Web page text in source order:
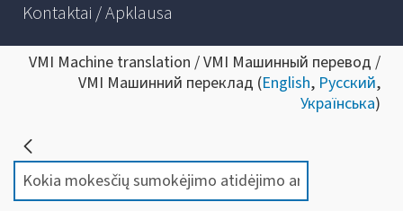
Kontaktai / Apklausa
VMI Machine translation / VMI Машинный перевод /
VMI Машинний переклад (English, Русский,
Українська)